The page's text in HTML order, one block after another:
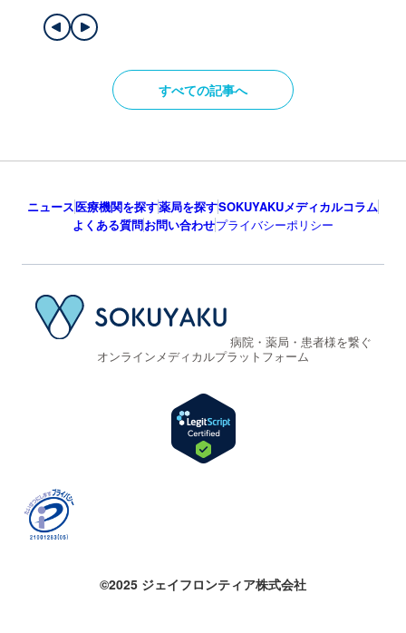
すべての記事へ
ニュース医療機関を探す薬局を探すSOKUYAKUメディカルコラム
よくある質問お問い合わせプライバシーポリシー
病院・薬局・患者様を繋ぐ
オンラインメディカルプラットフォーム
©2025 ジェイフロンティア株式会社